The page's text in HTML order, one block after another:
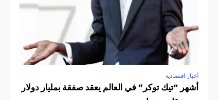
أخبار اقتصادية
أشهر “تيك توكر” في العالم يعقد صفقة بمليار دولار